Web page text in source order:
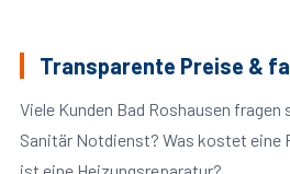
Transparente Preise &
Viele Kunden Bad Roshausen
Sanitär Notdienst? Was kostet eine